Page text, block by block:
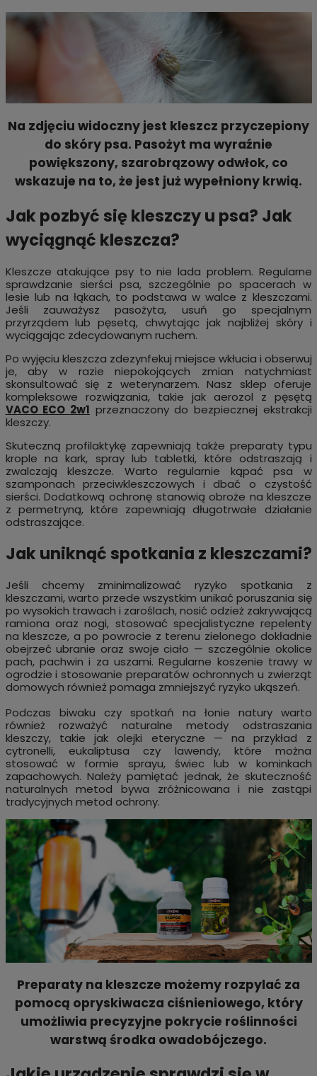
Na zdjęciu widoczny jest kleszcz przyczepiony
do skóry psa. Pasożyt ma wyraźnie
powiększony, szarobrązowy odwłok, co
wskazuje na to, że jest już wypełniony krwią.
Jak pozbyć się kleszczy u psa? Jak
wyciągnąć kleszcza?
Kleszcze atakujące psy to nie lada problem. Regularne
sprawdzanie sierści psa, szczególnie po spacerach w
lesie lub na łąkach, to podstawa w walce z kleszczami.
Jeśli zauważysz pasożyta, usuń go specjalnym
przyrządem lub pęsetą, chwytając jak najbliżej skóry i
wyciągając zdecydowanym ruchem.
Po wyjęciu kleszcza zdezynfekuj miejsce wkłucia i obserwuj
je, aby w razie niepokojących zmian natychmiast
skonsultować się z weterynarzem. Nasz sklep oferuje
kompleksowe rozwiązania, takie jak aerozol z pęsętą
VACO ECO 2w1 przeznaczony do bezpiecznej ekstrakcji
kleszczy.
Skuteczną profilaktykę zapewniają także preparaty typu
krople na kark, spray lub tabletki, które odstraszają i
zwalczają kleszcze. Warto regularnie kąpać psa w
szamponach przeciwkleszczowych i dbać o czystość
sierści. Dodatkową ochronę stanowią obroże na kleszcze
z permetryną, które zapewniają długotrwałe działanie
odstraszające.
Jak uniknąć spotkania z kleszczami?
Jeśli chcemy zminimalizować ryzyko spotkania z
kleszczami, warto przede wszystkim unikać poruszania się
po wysokich trawach i zaroślach, nosić odzież zakrywającą
ramiona oraz nogi, stosować specjalistyczne repelenty
na kleszcze, a po powrocie z terenu zielonego dokładnie
obejrzeć ubranie oraz swoje ciało — szczególnie okolice
pach, pachwin i za uszami. Regularne koszenie trawy w
ogrodzie i stosowanie preparatów ochronnych u zwierząt
domowych również pomaga zmniejszyć ryzyko ukąszeń.
Podczas biwaku czy spotkań na łonie natury warto
również rozważyć naturalne metody odstraszania
kleszczy, takie jak olejki eteryczne — na przykład z
cytronelli, eukaliptusa czy lawendy, które można
stosować w formie sprayu, świec lub w kominkach
zapachowych. Należy pamiętać jednak, że skuteczność
naturalnych metod bywa zróżnicowana i nie zastąpi
tradycyjnych metod ochrony.
Preparaty na kleszcze możemy rozpylać za
pomocą opryskiwacza ciśnieniowego, który
umożliwia precyzyjne pokrycie roślinności
warstwą środka owadobójczego.